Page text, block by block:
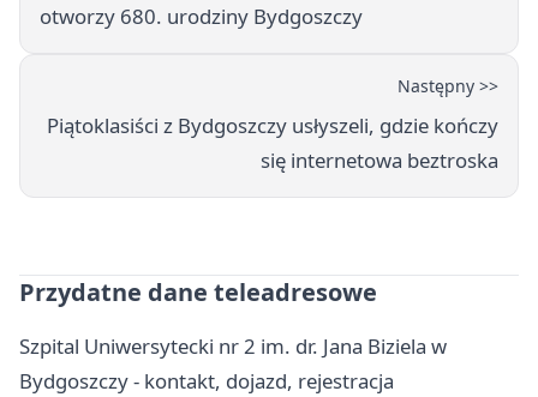
otworzy 680. urodziny Bydgoszczy
Następny >>
Piątoklasiści z Bydgoszczy usłyszeli, gdzie kończy
się internetowa beztroska
Przydatne dane teleadresowe
Szpital Uniwersytecki nr 2 im. dr. Jana Biziela w
Bydgoszczy - kontakt, dojazd, rejestracja